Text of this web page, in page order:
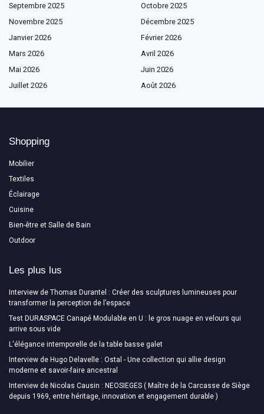
Septembre 2025
Octobre 2025
Novembre 2025
Décembre 2025
Janvier 2026
Février 2026
Mars 2026
Avril 2026
Mai 2026
Juin 2026
Juillet 2026
Août 2026
Shopping
Mobilier
Textiles
Éclairage
Cuisine
Bien-être et Salle de Bain
Outdoor
Les plus lus
Interview de Thomas Durantel : Créer des sculptures lumineuses pour
transformer la perception de l’espace
Test DURASPACE Canapé Modulable en U : le gros nuage en velours qui
arrive sous vide
L'élégance intemporelle de la table basse galet
Interview de Hugo Delavelle : Ostal - Une collection qui allie design
moderne et savoir-faire ancestral
Interview de Nicolas Causin : NEOSIEGES ( Maître de la Carcasse de Siège
depuis 1969, entre héritage, innovation et engagement durable )